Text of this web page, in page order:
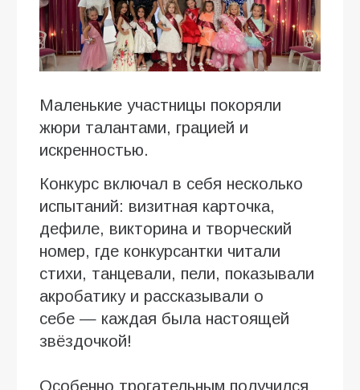
Маленькие участницы покоряли
жюри талантами, грацией и
искренностью.
Конкурс включал в себя несколько
испытаний: визитная карточка,
дефиле, викторина и творческий
номер, где конкурсантки читали
стихи, танцевали, пели, показывали
акробатику и рассказывали о
себе — каждая была настоящей
звёздочкой!
Особенно трогательным получился